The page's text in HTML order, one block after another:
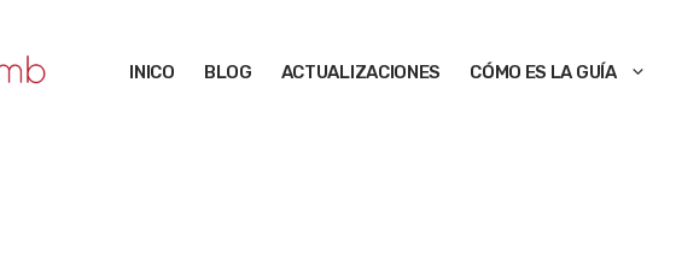
INICO BLOG ACTUALIZACIONES CÓMO ES LA GUÍA